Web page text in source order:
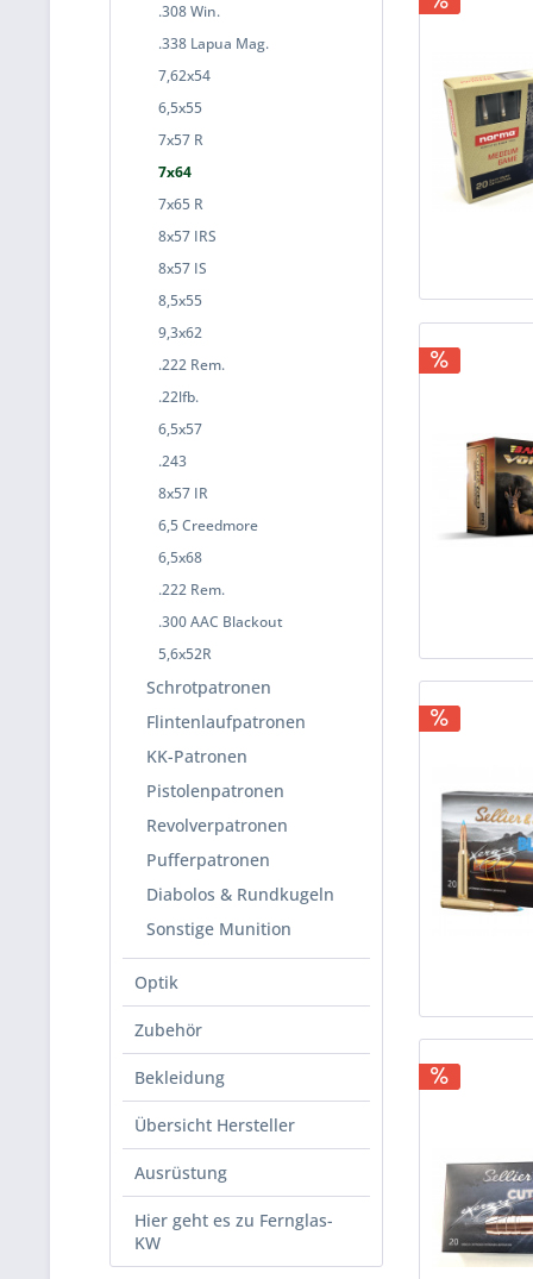
.308 Win.
.338 Lapua Mag.
7,62x54
6,5x55
7x57 R
7x64
7x65 R
8x57 IRS
8x57 IS
8,5x55
9,3x62
.222 Rem.
.22lfb.
6,5x57
.243
8x57 IR
6,5 Creedmore
6,5x68
.222 Rem.
.300 AAC Blackout
5,6x52R
Schrotpatronen
Flintenlaufpatronen
KK-Patronen
Pistolenpatronen
Revolverpatronen
Pufferpatronen
Diabolos & Rundkugeln
Sonstige Munition
Optik
Zubehör
Bekleidung
Übersicht Hersteller
Ausrüstung
Hier geht es zu Fernglas-
KW